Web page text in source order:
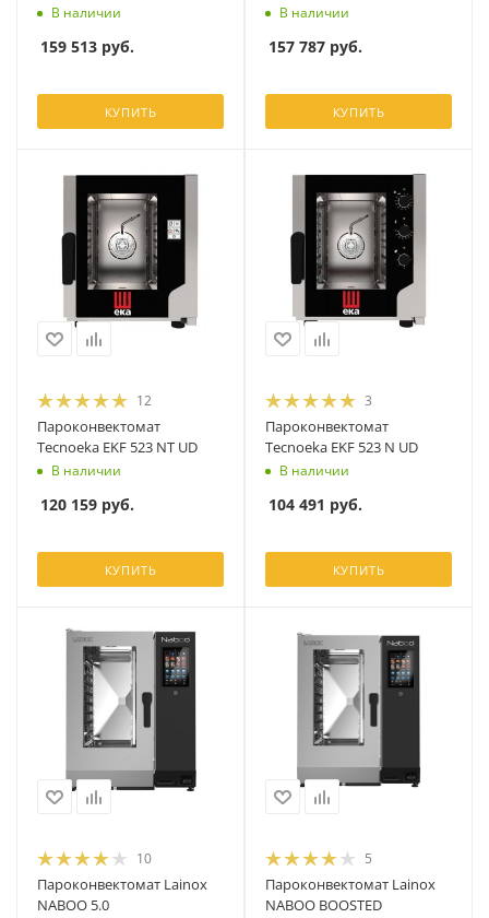
В наличии
159 513 руб.
КУПИТЬ
В наличии
157 787 руб.
КУПИТЬ
12
Пароконвектомат
Tecnoeka EKF 523 NT UD
В наличии
120 159 руб.
КУПИТЬ
3
Пароконвектомат
Tecnoeka EKF 523 N UD
В наличии
104 491 руб.
КУПИТЬ
10
Пароконвектомат Lainox
NABOO 5.0
5
Пароконвектомат Lainox
NABOO BOOSTED